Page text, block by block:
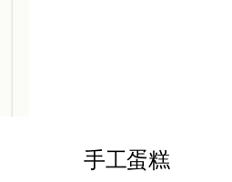
手工蛋糕